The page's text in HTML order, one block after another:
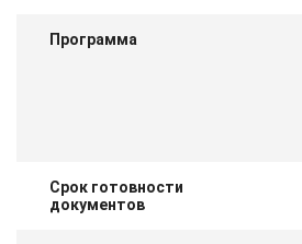
Программа
Срок готовности
документов